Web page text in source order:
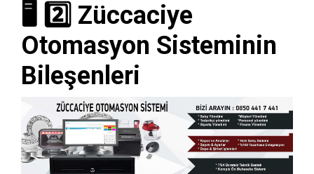
🖥️ 2️⃣ Züccaciye
Otomasyon Sisteminin
Bileşenleri